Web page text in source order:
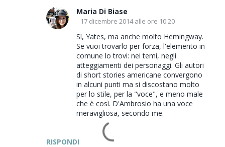
RISPONDI
Maria Di Biase
17 dicembre 2014 alle ore 10:20
Sì, Yates, ma anche molto Hemingway.
Se vuoi trovarlo per forza, l'elemento in
comune lo trovi: nei temi, negli
atteggiamenti dei personaggi. Gli autori
di short stories americane convergono
in alcuni punti ma si discostano molto
per lo stile, per la "voce", e meno male
che è così. D'Ambrosio ha una voce
meravigliosa, secondo me.